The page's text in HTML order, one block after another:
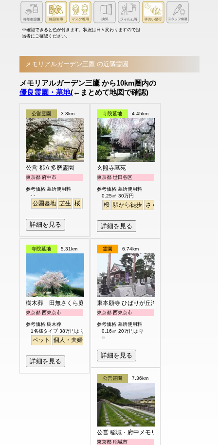
※確認できると色が付きます。状況は日々変わりますので担
当者にご確認ください。
メモリアルガーデン三鷹 の近隣霊園
メモリアルガーデン三鷹 から10km圏内の
優良霊園・墓地(←まとめて地図で確認)
公営霊園 3.3km
公営 都立多磨霊園
東京都 府中市
参考価格:墓所使用料
- -
公園墓地 芝生 桜
詳細を見る
寺院墓地 4.45km
玄照寺墓苑
東京都 世田谷区
参考価格:墓所使用料
0.25㎡ 30万円
桜 駅から徒歩 さくら
詳細を見る
寺院墓地 5.31km
樹木葬 田無さくら庭園
東京都 西東京市
参考価格:樹木葬
1名様タイプ 38万円より
ペット 個人・夫婦 永代供養
詳細を見る
霊園 6.74km
東本願寺 ひばりが丘浄苑
東京都 西東京市
参考価格:墓所使用料
0.16㎡ 20万円より
詳細を見る
公営霊園 7.36km
公営 稲城・府中メモリアルパーク
東京都 稲城市